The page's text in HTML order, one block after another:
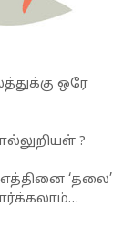
ஒரே
?
எத்தினை ‘தலை’